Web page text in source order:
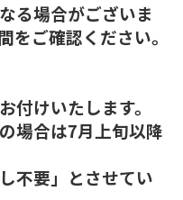
る場合がございま
をご確認ください。
けいたします。
場合は7月上旬以降
不要」とさせてい